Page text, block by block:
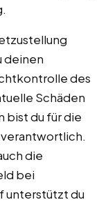
deinen
des
Schäden
bist du für die
die
bei
unterstützt du